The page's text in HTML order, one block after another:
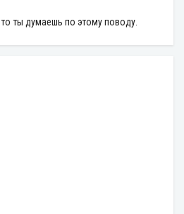
ты думаешь по этому поводу.